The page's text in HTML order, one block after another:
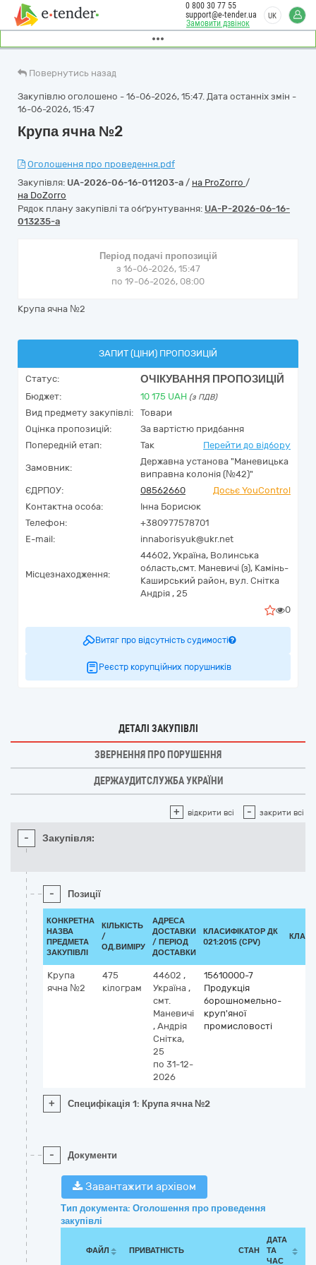
Замовити дзвінок
0 800 30 77 55
support@e-tender.ua
UK
Повернутись назад
Закупівлю оголошено - 16-06-2026, 15:47. Дата останніх змін -
16-06-2026, 15:47
Крупа ячна №2
Оголошення про проведення.pdf
Закупівля: UA-2026-06-16-011203-a / на ProZorro /
на DoZorro
Рядок плану закупівлі та обґрунтування: UA-P-2026-06-16-
013235-a
Період подачі пропозицій
з 16-06-2026, 15:47
по 19-06-2026, 08:00
Крупа ячна №2
ЗАПИТ (ЦІНИ) ПРОПОЗИЦІЙ
Статус: ОЧІКУВАННЯ ПРОПОЗИЦІЙ
Бюджет: 10 175 UAH (з ПДВ)
Вид предмету закупівлі:
Товари
Оцінка пропозицій:
За вартістю придбання
Попередній етап:
Так Перейти до відбору
Замовник:
Державна установа "Маневицька
виправна колонія (№42)"
ЄДРПОУ:
08562660
Досьє YouControl
Контактна особа:
Інна Борисюк
Телефон:
+380977578701
E-mail:
innaborisyuk@ukr.net
Місцезнаходження:
44602, Україна, Волинська
область,смт. Маневичі (з), Камінь-
Каширський район, вул. Снітка
Андрія , 25
0
Витяг про відсутність судимості
Реєстр корупційних порушників
ДЕТАЛІ ЗАКУПІВЛІ
ЗВЕРНЕННЯ ПРО ПОРУШЕННЯ
ДЕРЖАУДИТСЛУЖБА УКРАЇНИ
+ відкрити всі - закрити всі
- Закупівля:
- Позиції
КОНКРЕТНА
НАЗВА
ПРЕДМЕТА
ЗАКУПІВЛІ
КІЛЬКІСТЬ
/
ОД.ВИМІРУ
АДРЕСА
ДОСТАВКИ
/ ПЕРІОД
ДОСТАВКИ
КЛАСИФІКАТОР ДК
021:2015 (CPV)
Крупа
ячна №2
475
кілограм
44602 ,
Україна ,
смт.
Маневичі
, Андрія
Снітка,
25
по 31-12-
2026
15610000-7
Продукція
борошномельно-
круп'яної
промисловості
+ Специфікація 1: Крупа ячна №2
- Документи
Завантажити архівом
Тип документа: Оголошення про проведення
закупівлі
ФАЙЛ ПРИВАТНІСТЬ СТАН
ДАТА
ТА
ЧАС